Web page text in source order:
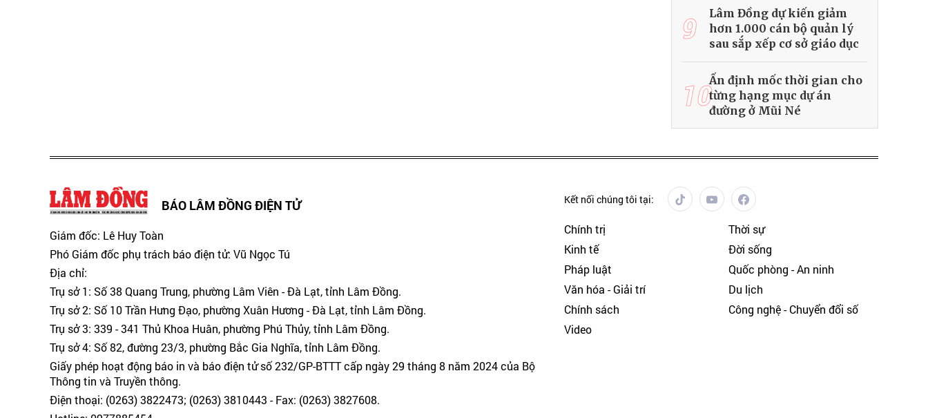
9
Lâm Đồng dự kiến giảm
hơn 1.000 cán bộ quản lý
sau sắp xếp cơ sở giáo dục
10Ấn định mốc thời gian cho
từng hạng mục dự án
đường ở Mũi Né
BÁO LÂM ĐỒNG ĐIỆN TỬ
Giám đốc: Lê Huy Toàn
Phó Giám đốc phụ trách báo điện tử: Vũ Ngọc Tú
Địa chỉ:
Trụ sở 1: Số 38 Quang Trung, phường Lâm Viên - Đà Lạt, tỉnh Lâm Đồng.
Trụ sở 2: Số 10 Trần Hưng Đạo, phường Xuân Hương - Đà Lạt, tỉnh Lâm Đồng.
Trụ sở 3: 339 - 341 Thủ Khoa Huân, phường Phú Thủy, tỉnh Lâm Đồng.
Trụ sở 4: Số 82, đường 23/3, phường Bắc Gia Nghĩa, tỉnh Lâm Đồng.
Giấy phép hoạt động báo in và báo điện tử số 232/GP-BTTT cấp ngày 29 tháng 8 năm 2024 của Bộ
Thông tin và Truyền thông.
Điện thoại: (0263) 3822473; (0263) 3810443 - Fax: (0263) 3827608.
Kết nối chúng tôi tại:
Chính trị
Thời sự
Kinh tế
Đời sống
Pháp luật
Quốc phòng - An ninh
Văn hóa - Giải trí
Du lịch
Chính sách
Công nghệ - Chuyển đổi số
Video